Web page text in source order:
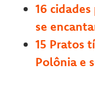
16
se
15 Pratos
Polônia e